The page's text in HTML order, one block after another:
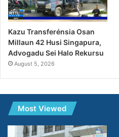
Kazu Transferénsia Osan
Millaun 42 Husi Singapura,
Advogadu Sei Halo Rekursu
August 5, 2026
Most Viewed